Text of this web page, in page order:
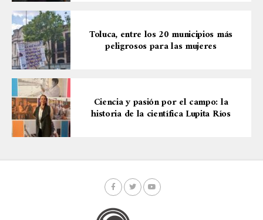
Toluca, entre los 20 municipios más
peligrosos para las mujeres
Ciencia y pasión por el campo: la
historia de la científica Lupita Ríos